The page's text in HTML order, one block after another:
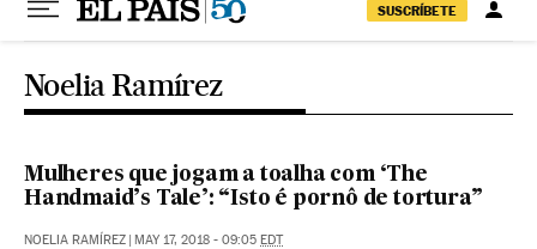
SUSCRÍBETE
Noelia Ramírez
Mulheres que jogam a toalha com ‘The
Handmaid’s Tale’: “Isto é pornô de tortura”
NOELIA RAMÍREZ | MAY 17, 2018 - 09:05 EDT